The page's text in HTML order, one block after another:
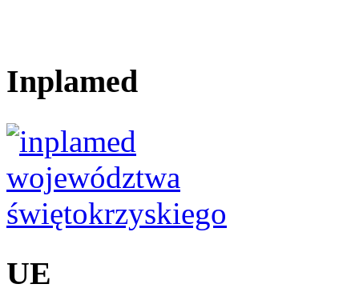
Inplamed
UE